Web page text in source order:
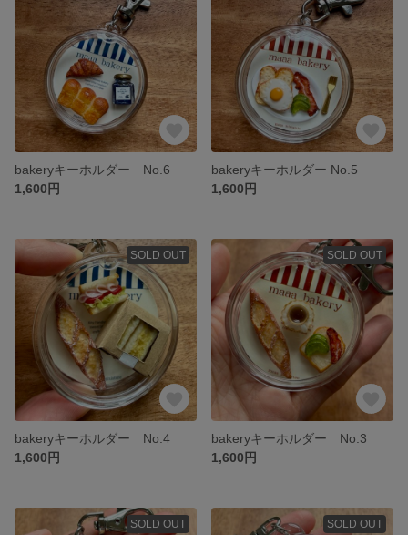
bakeryキーホルダー No.6
1,600円
bakeryキーホルダー No.5
1,600円
SOLD OUT
bakeryキーホルダー No.4
1,600円
SOLD OUT
bakeryキーホルダー No.3
1,600円
SOLD OUT SOLD OUT